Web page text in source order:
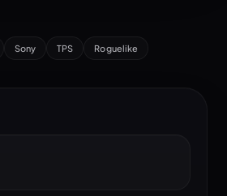
Sony TPS Roguelike